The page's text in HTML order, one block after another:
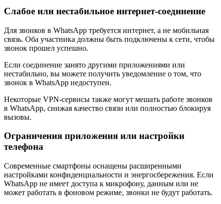
Слабое или нестабильное интернет-соединение
Для звонков в WhatsApp требуется интернет, а не мобильная
связь. Оба участника должны быть подключены к сети, чтобы
звонок прошел успешно.
Если соединение занято другими приложениями или
нестабильно, вы можете получить уведомление о том, что
звонок в WhatsApp недоступен.
Некоторые VPN-сервисы также могут мешать работе звонков
в WhatsApp, снижая качество связи или полностью блокируя
вызовы.
Ограничения приложения или настройки
телефона
Современные смартфоны оснащены расширенными
настройками конфиденциальности и энергосбережения. Если
WhatsApp не имеет доступа к микрофону, данным или не
может работать в фоновом режиме, звонки не будут работать.